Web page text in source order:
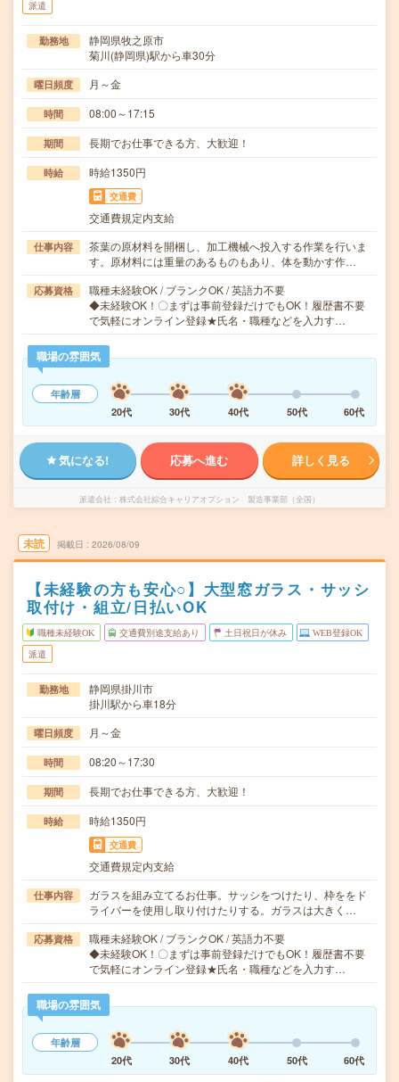
派遣
勤務地
静岡県牧之原市
菊川(静岡県)駅から車30分
曜日頻度 月～金
時間 08:00～17:15
期間 長期でお仕事できる方、大歓迎！
時給 時給1350円
交通費
交通費規定内支給
仕事内容
茶葉の原材料を開梱し、加工機械へ投入する作業を行いま
す。原材料には重量のあるものもあり、体を動かす作…
応募資格
職種未経験OK / ブランクOK / 英語力不要
◆未経験OK！〇まずは事前登録だけでもOK！履歴書不要
で気軽にオンライン登録★氏名・職種などを入力す…
職場の雰囲気
年齢層
20代
30代 40代 50代 60代
気になる! 応募へ進む 詳しく見る
派遣会社 株式会社綜合キャリアオプション 製造事業部（全国）
未読 掲載日 2026/08/09
【未経験の方も安心○】大型窓ガラス・サッシ
取付け・組立/日払いOK
職種未経験OK 交通費別途支給あり 土日祝日が休み WEB登録OK
派遣
勤務地
静岡県掛川市
掛川駅から車18分
曜日頻度 月～金
時間 08:20～17:30
期間 長期でお仕事できる方、大歓迎！
時給 時給1350円
交通費
交通費規定内支給
仕事内容
ガラスを組み立てるお仕事。サッシをつけたり、枠ををド
ライバーを使用し取り付けたりする。ガラスは大きく…
応募資格
職種未経験OK / ブランクOK / 英語力不要
◆未経験OK！〇まずは事前登録だけでもOK！履歴書不要
で気軽にオンライン登録★氏名・職種などを入力す…
職場の雰囲気
年齢層
20代
30代 40代 50代 60代